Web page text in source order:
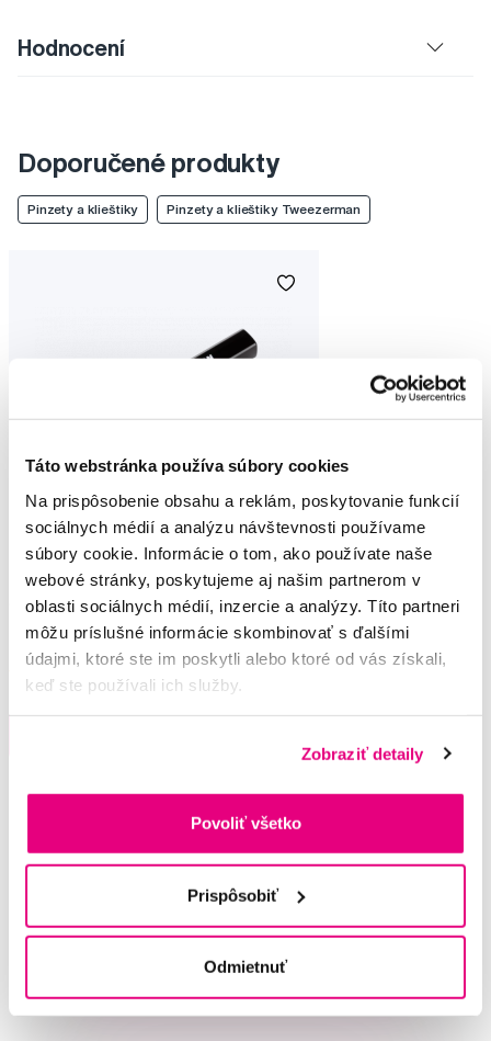
Táto webstránka používa súbory cookies
Na prispôsobenie obsahu a reklám, poskytovanie funkcií
sociálnych médií a analýzu návštevnosti používame
súbory cookie. Informácie o tom, ako používate naše
webové stránky, poskytujeme aj našim partnerom v
oblasti sociálnych médií, inzercie a analýzy. Títo partneri
môžu príslušné informácie skombinovať s ďalšími
údajmi, ktoré ste im poskytli alebo ktoré od vás získali,
keď ste používali ich služby.
Zobraziť detaily
Povoliť všetko
Prispôsobiť
Odmietnuť
Hodnocení
Doporučené produkty
Pinzety a klieštiky Pinzety a klieštiky Tweezerman
Akcia
Tweezerman Browmousse Gél na fixáciu
obočia
9,76 € 12,20 €
Potřebujete poradit?
Napište našim odborníkům